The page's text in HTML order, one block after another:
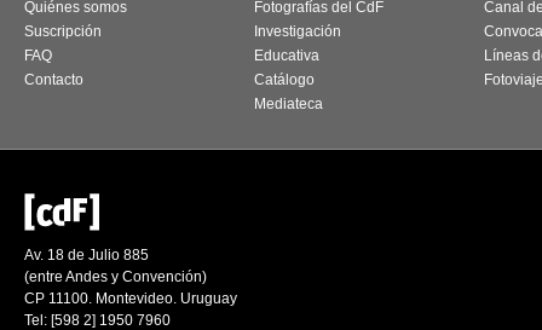
Quiénes somos
Suscripción
FAQ
Contacto
Fotografías del CdF
Investigación
Educativa
Catálogo
Mediateca
Canal
Líneas
Av. 18 de Julio 885
(entre Andes y Convención)
CP 11100. Montevideo. Uruguay
Tel: [598 2] 1950 7960